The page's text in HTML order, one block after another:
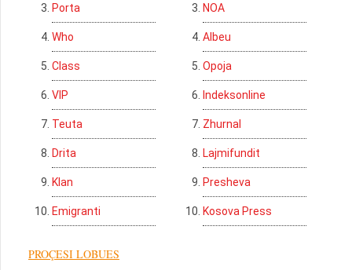
Porta
Who
Class
VIP
Teuta
Drita
Klan
Emigranti
NOA
Albeu
Opoja
Indeksonline
Zhurnal
Lajmifundit
Presheva
Kosova Press
PROÇESI LOBUES